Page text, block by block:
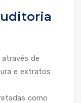
de
e extratos
como